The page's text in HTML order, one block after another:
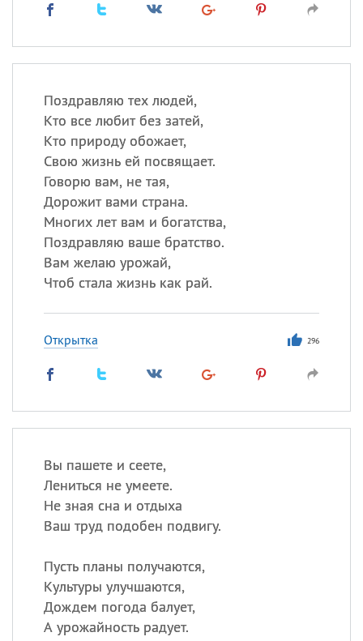
Поздравляю тех людей,
Кто все любит без затей,
Кто природу обожает,
Свою жизнь ей посвящает.
Говорю вам, не тая,
Дорожит вами страна.
Многих лет вам и богатства,
Поздравляю ваше братство.
Вам желаю урожай,
Чтоб стала жизнь как рай.
Открытка 296
Вы пашете и сеете,
Лениться не умеете.
Не зная сна и отдыха
Ваш труд подобен подвигу.
Пусть планы получаются,
Культуры улучшаются,
Дождем погода балует,
А урожайность радует.